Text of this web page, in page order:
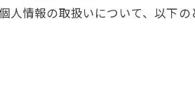
人情報の取扱いについて、以下